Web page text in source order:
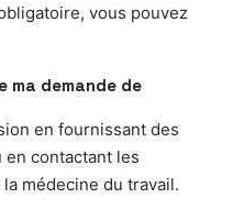
vous pouvez
ma demande de
en fournissant des
contactant les
médecine du travail.